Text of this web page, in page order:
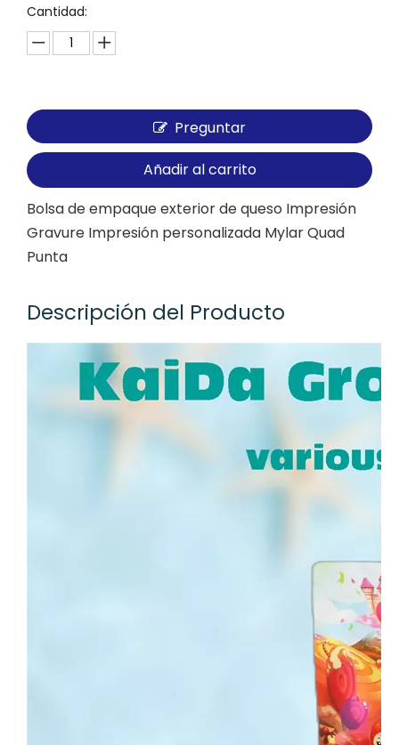
Cantidad:
Preguntar
Añadir al carrito
Bolsa de empaque exterior de queso Impresión
Gravure Impresión personalizada Mylar Quad
Punta
Descripción del Producto